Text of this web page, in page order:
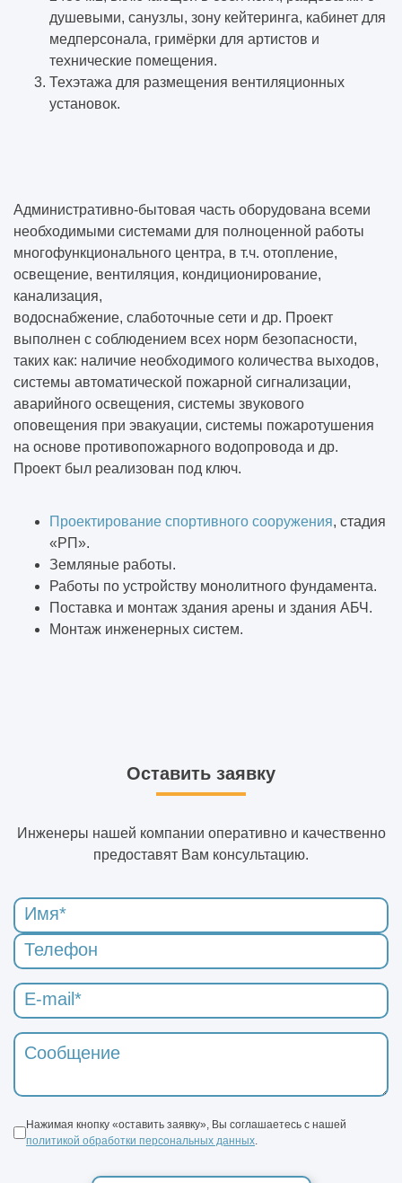
душевыми, санузлы, зону кейтеринга, кабинет для
медперсонала, гримёрки для артистов и
технические помещения.
Техэтажа для размещения вентиляционных
установок.
Административно-бытовая часть оборудована всеми
необходимыми системами для полноценной работы
многофункционального центра, в т.ч. отопление,
освещение, вентиляция, кондиционирование,
канализация,
водоснабжение, слаботочные сети и др. Проект
выполнен с соблюдением всех норм безопасности,
таких как: наличие необходимого количества выходов,
системы автоматической пожарной сигнализации,
аварийного освещения, системы звукового
оповещения при эвакуации, системы пожаротушения
на основе противопожарного водопровода и др.
Проект был реализован под ключ.
Проектирование спортивного сооружения, стадия
«РП».
Земляные работы.
Работы по устройству монолитного фундамента.
Поставка и монтаж здания арены и здания АБЧ.
Монтаж инженерных систем.
Оставить заявку
Инженеры нашей компании оперативно и качественно
предоставят Вам консультацию.
Нажимая кнопку «оставить заявку», Вы соглашаетесь с нашей
политикой обработки персональных данных